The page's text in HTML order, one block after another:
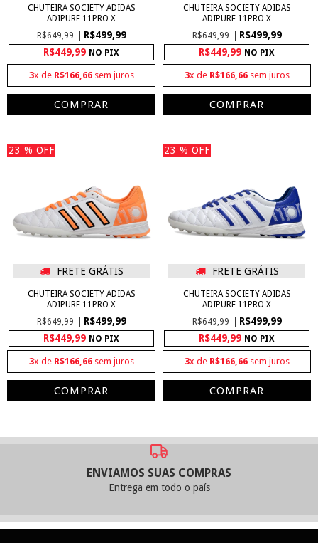
CHUTEIRA SOCIETY ADIDAS
ADIPURE 11PRO X
R$649,99
R$499,99
R$449,99 NO PIX
3x de R$166,66sem juros
COMPRAR
CHUTEIRA SOCIETY ADIDAS
ADIPURE 11PRO X
R$649,99
R$499,99
R$449,99 NO PIX
3x de R$166,66sem juros
COMPRAR
23 % OFF
FRETE GRÁTIS
CHUTEIRA SOCIETY ADIDAS
ADIPURE 11PRO X
R$649,99
R$499,99
R$449,99 NO PIX
3x de R$166,66sem juros
COMPRAR
23 % OFF
FRETE GRÁTIS
CHUTEIRA SOCIETY ADIDAS
ADIPURE 11PRO X
R$649,99
R$499,99
R$449,99 NO PIX
3x de R$166,66sem juros
COMPRAR
ENVIAMOS SUAS COMPRAS
Entrega em todo o país